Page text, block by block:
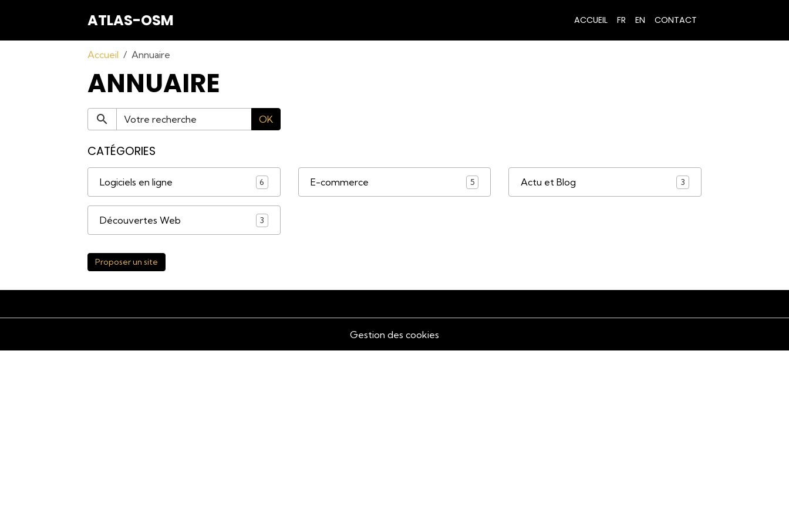
ATLAS-OSM ACCUEIL FR EN CONTACT
Accueil Annuaire
ANNUAIRE
OK
CATÉGORIES
Logiciels en ligne 6 E-commerce 5 Actu et Blog 3
Découvertes Web 3
Proposer un site
Gestion des cookies